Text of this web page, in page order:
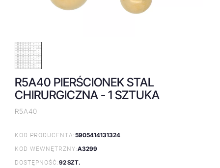
R5A40 PIERŚCIONEK STAL
CHIRURGICZNA - 1 SZTUKA
R5A40
KOD PRODUCENTA:5905414131324
KOD WEWNĘTRZNY:A3299
DOSTĘPNOŚĆ:92 SZT.